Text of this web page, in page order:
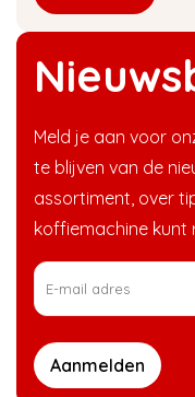
Meld je aan voor
te blijven van de
assortiment, over
koffiemachine kunt
Aanmelden